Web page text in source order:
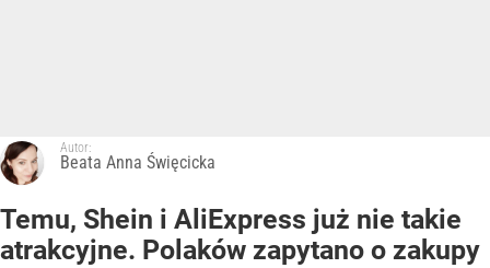
Autor:
Beata Anna Święcicka
Temu, Shein i AliExpress już nie takie
atrakcyjne. Polaków zapytano o zakupy